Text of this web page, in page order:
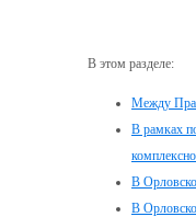
В этом разделе:
Между
В рамках
В
В